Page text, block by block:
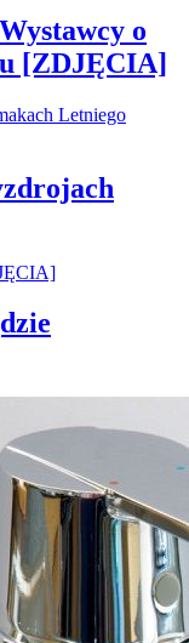
o
[ZDJĘCIA]